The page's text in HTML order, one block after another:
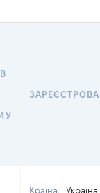
Країна:
Україна